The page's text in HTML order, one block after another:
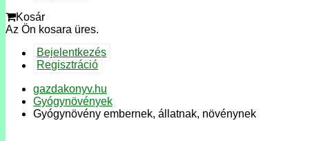
Kosár
Az Ön kosara üres.
Bejelentkezés
Regisztráció
gazdakonyv.hu
Gyógynövények
Gyógynövény embernek, állatnak, növénynek